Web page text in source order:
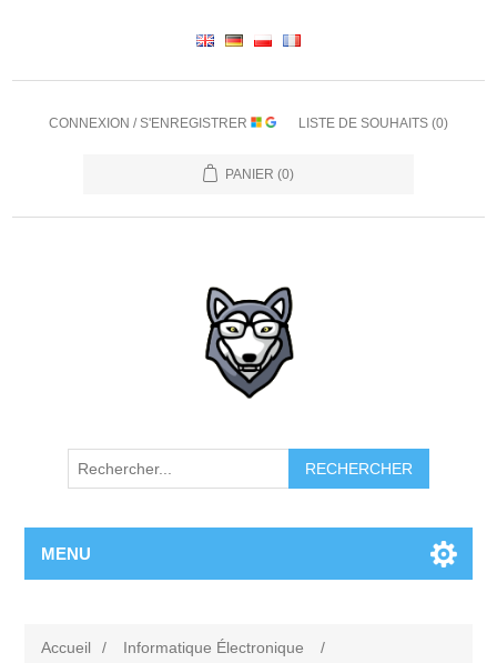
CONNEXION / S'ENREGISTRER LISTE DE SOUHAITS (0)
PANIER (0)
RECHERCHER
MENU
Accueil / Informatique Électronique
/